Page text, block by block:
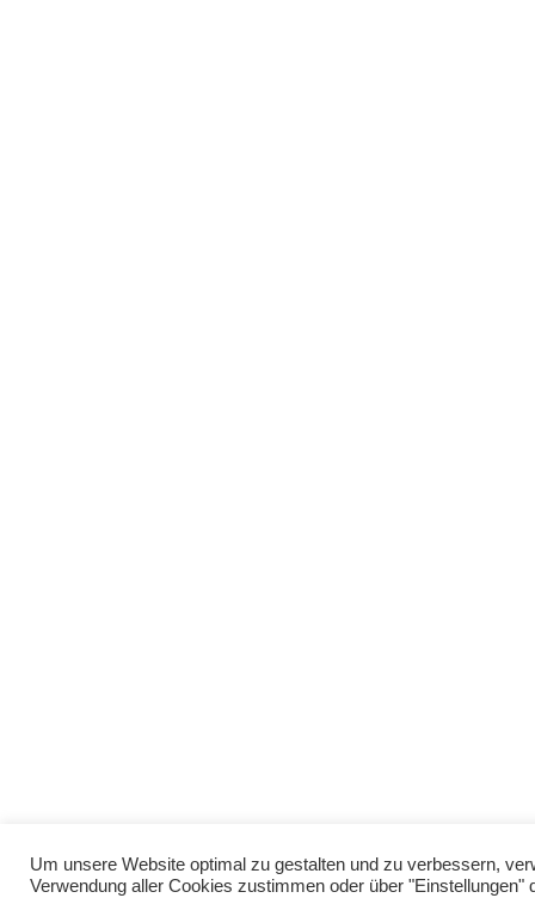
Um unsere Website optimal zu gestalten und zu verbessern,
Verwendung aller Cookies zustimmen oder über